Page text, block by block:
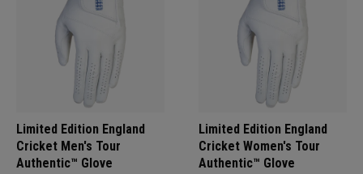
Limited Edition England
Cricket Men's Tour
Authentic™ Glove
Limited Edition England
Cricket Women's Tour
Authentic™ Glove